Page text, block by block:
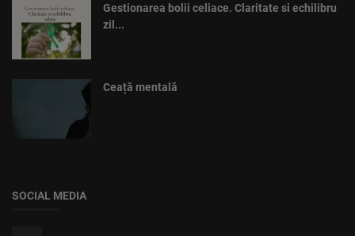
Gestionarea bolii celiace. Claritate si echilibru
zil...
Ceață mentală
SOCIAL MEDIA